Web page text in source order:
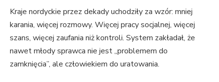
Kraje nordyckie przez dekady uchodziły za wzór: mniej
karania, więcej rozmowy. Więcej pracy socjalnej, więcej
szans, więcej zaufania niż kontroli. System zakładał, że
nawet młody sprawca nie jest „problemem do
zamknięcia”, ale człowiekiem do uratowania.